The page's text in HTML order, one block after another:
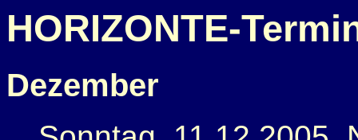
HORIZONTE-
Dezember